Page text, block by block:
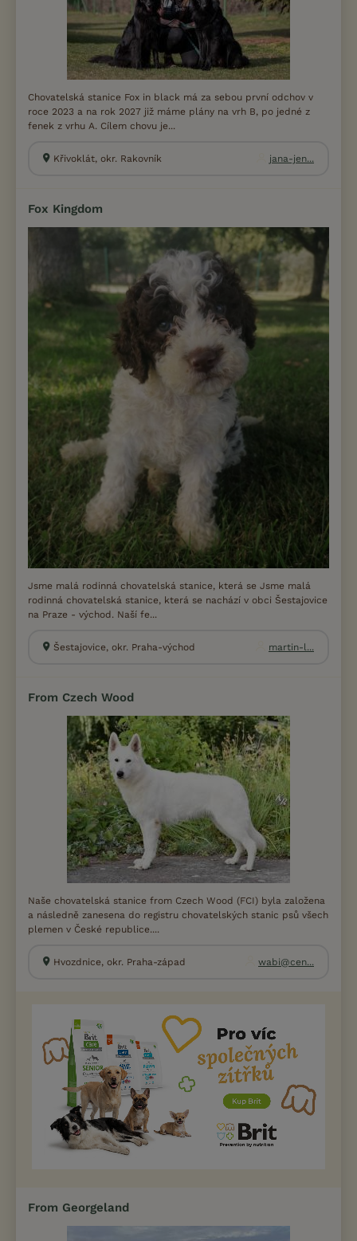
Chovatelská stanice Fox in black má za sebou první odchov v
roce 2023 a na rok 2027 již máme plány na vrh B, po jedné z
fenek z vrhu A. Cílem chovu je...
Křivoklát, okr. Rakovník jana-jen...
Fox Kingdom
Jsme malá rodinná chovatelská stanice, která se Jsme malá
rodinná chovatelská stanice, která se nachází v obci Šestajovice
na Praze - východ. Naší fe...
Šestajovice, okr. Praha-východ martin-l...
From Czech Wood
Naše chovatelská stanice from Czech Wood (FCI) byla založena
a následně zanesena do registru chovatelských stanic psů všech
plemen v České republice....
Hvozdnice, okr. Praha-západ wabi@cen...
From Georgeland